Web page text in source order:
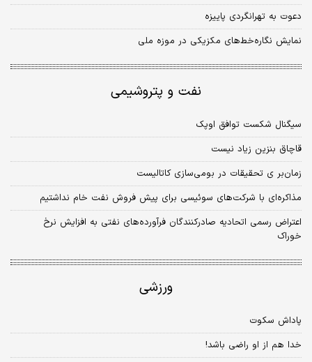
دعوت به تهرانگردی پاییزه
نمایش نگاره‌خط‌های مکزیکی در موزه ملی
نفت و پتروشیمی
سیگنال شکست توافق اوپک
قاچاق بنزین زیاد نیست
زمان‌بر ی تحقیقات در بومی‌سازی کاتالیست
مذاکره‌ای با شرکت‌های سوئیسی برای پیش فروش نفت خام نداشتیم
اعتراض رسمی اتحادیه صادرکنندگان فرآورده‌های نفتی به افزایش نرخ
خوراک
ورزشی
پاداش سکوت
خدا هم از او راضی باشد!